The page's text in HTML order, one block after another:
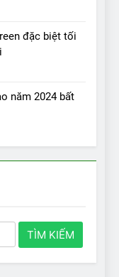
đặc biệt tối
năm 2024 bất